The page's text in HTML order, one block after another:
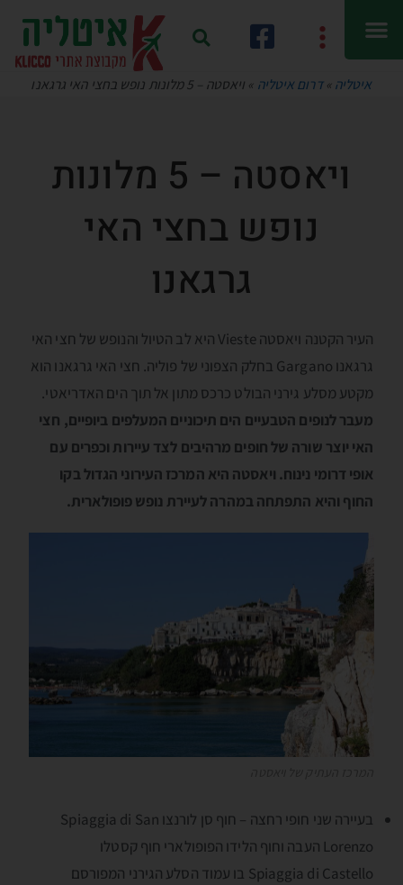
איטליה »דרום איטליה » ויאסטה – 5 מלונות נופש בחצי האי גרגאנו
ויאסטה – 5 מלונות
נופש בחצי האי
גרגאנו
העיר הקטנה ויאסטה Vieste היא לב הטיול והנופש של חצי האי
גרגאנו Gargano בחלק הצפוני של פוליה. חצי האי גרגאנו הוא
מקטע מסלע גירני הבולט כרכס מתון אל תוך הים האדריאטי.
מעבר לנופים הטבעיים הים תיכוניים המעלפים ביופיים, חצי
האי יוצר שורה של חופים מרהיבים לצד עיירות וכפרים עם
אופי דרומי נינוח. ויאסטה היא המרכז העירוני הגדול בקו
החוף והיא התפתחה במהרה לעיירת נופש פופולארית.
בעיירה שני חופי רחצה – חוף סן לורנצו Spiaggia di San
Lorenzo העבה וחוף הלידו הפופולארי חוף קסטלו
Spiaggia di Castello בו עמוד הסלע הגירני המפורסם